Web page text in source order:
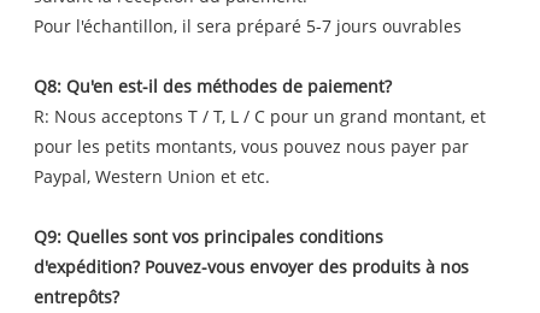
Pour l'échantillon, il sera préparé 5-7 jours ouvrables
Q8: Qu'en est-il des méthodes de paiement?
R: Nous acceptons T / T, L / C pour un grand montant, et
pour les petits montants, vous pouvez nous payer par
Paypal, Western Union et etc.
Q9: Quelles sont vos principales conditions
d'expédition? Pouvez-vous envoyer des produits à nos
entrepôts?